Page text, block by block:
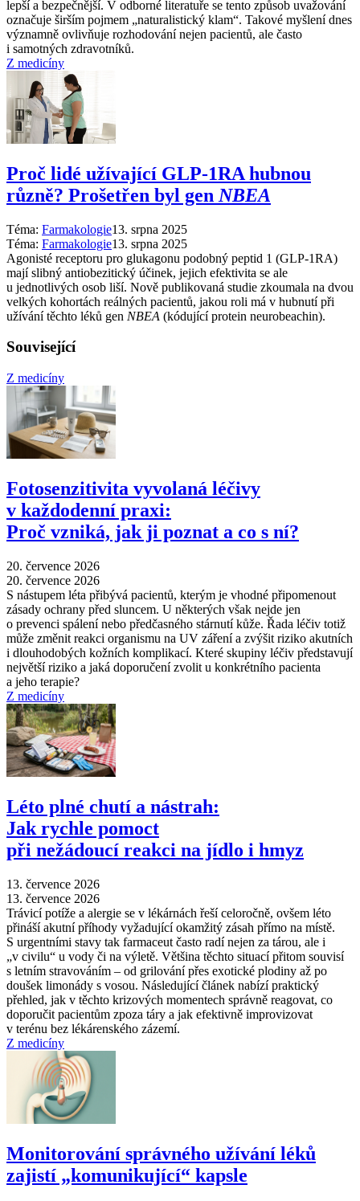
lepší a bezpečnější. V odborné literatuře se tento způsob uvažování
označuje širším pojmem „naturalistický klam“. Takové myšlení dnes
významně ovlivňuje rozhodování nejen pacientů, ale často
i samotných zdravotníků.
Z medicíny
Proč lidé užívající GLP-1RA hubnou
různě? Prošetřen byl gen NBEA
Téma: Farmakologie13. srpna 2025
Téma: Farmakologie13. srpna 2025
Agonisté receptoru pro glukagonu podobný peptid 1 (GLP-1RA)
mají slibný antiobezitický účinek, jejich efektivita se ale
u jednotlivých osob liší. Nově publikovaná studie zkoumala na dvou
velkých kohortách reálných pacientů, jakou roli má v hubnutí při
užívání těchto léků gen NBEA (kódující protein neurobeachin).
Související
Z medicíny
Fotosenzitivita vyvolaná léčivy
v každodenní praxi:
Proč vzniká, jak ji poznat a co s ní?
20. července 2026
20. července 2026
S nástupem léta přibývá pacientů, kterým je vhodné připomenout
zásady ochrany před sluncem. U některých však nejde jen
o prevenci spálení nebo předčasného stárnutí kůže. Řada léčiv totiž
může změnit reakci organismu na UV záření a zvýšit riziko akutních
i dlouhodobých kožních komplikací. Které skupiny léčiv představují
největší riziko a jaká doporučení zvolit u konkrétního pacienta
a jeho terapie?
Z medicíny
Léto plné chutí a nástrah:
Jak rychle pomoct
při nežádoucí reakci na jídlo i hmyz
13. července 2026
13. července 2026
Trávicí potíže a alergie se v lékárnách řeší celoročně, ovšem léto
přináší akutní příhody vyžadující okamžitý zásah přímo na místě.
S urgentními stavy tak farmaceut často radí nejen za tárou, ale i
„v civilu“ u vody či na výletě. Většina těchto situací přitom souvisí
s letním stravováním –⁠ od grilování přes exotické plodiny až po
doušek limonády s vosou. Následující článek nabízí praktický
přehled, jak v těchto krizových momentech správně reagovat, co
doporučit pacientům zpoza táry a jak efektivně improvizovat
v terénu bez lékárenského zázemí.
Z medicíny
Monitorování správného užívání léků
zajistí „komunikující“ kapsle